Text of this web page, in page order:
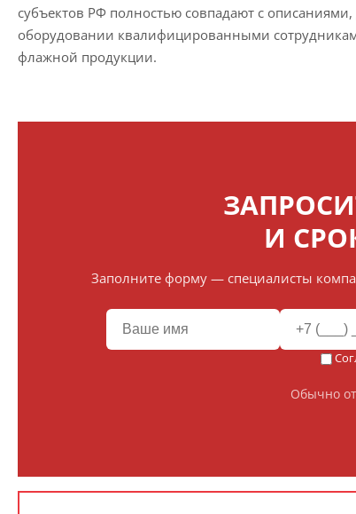
субъектов РФ полностью совпадают с
оборудовании квалифицированными
флажной продукции.
И
Заполните форму — специалисты
Обычно